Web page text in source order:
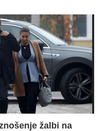
žalbi na